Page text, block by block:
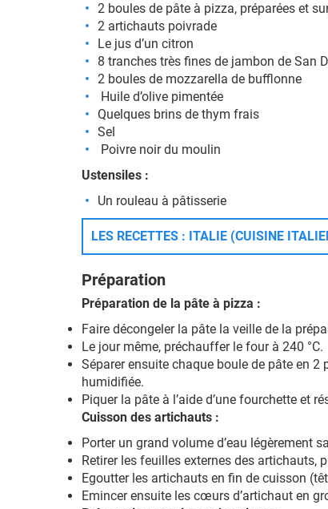
2 boules de pâte à pizza, préparées et
2 artichauts poivrade
Le jus d’un citron
8 tranches très fines de jambon de San
2 boules de mozzarella de bufflonne
Huile d’olive pimentée
Quelques brins de thym frais
Sel
Poivre noir du moulin
Ustensiles :
Un rouleau à pâtisserie
LES RECETTES : ITALIE (CUISINE
Préparation
Préparation de la pâte à pizza :
Faire décongeler la pâte la veille de la
Le jour même, préchauffer le four à 240 °C.
Séparer ensuite chaque boule de pâte en
humidifiée.
Piquer la pâte à l’aide d’une fourchette et
Cuisson des artichauts :
Porter un grand volume d’eau légèrement
Retirer les feuilles externes des artichauts,
Egoutter les artichauts en fin de cuisson
Emincer ensuite les cœurs d’artichaut en